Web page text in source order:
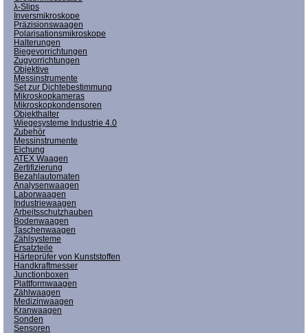
λ-Slips
Inversmikroskope
Präzisionswaagen
Polarisationsmikroskope
Halterungen
Biegevorrichtungen
Zugvorrichtungen
Objektive
Messinstrumente
Set zur Dichtebestimmung
Mikroskopkameras
Mikroskopkondensoren
Objekthalter
Wiegesysteme Industrie 4.0
Zubehör
Messinstrumente
Eichung
ATEX Waagen
Zertifizierung
Bezahlautomaten
Analysenwaagen
Laborwaagen
Industriewaagen
Arbeitsschutzhauben
Bodenwaagen
Taschenwaagen
Zählsysteme
Ersatzteile
Härteprüfer von Kunststoffen
Handkraftmesser
Junctionboxen
Plattformwaagen
Zählwaagen
Medizinwaagen
Kranwaagen
Sonden
Sensoren